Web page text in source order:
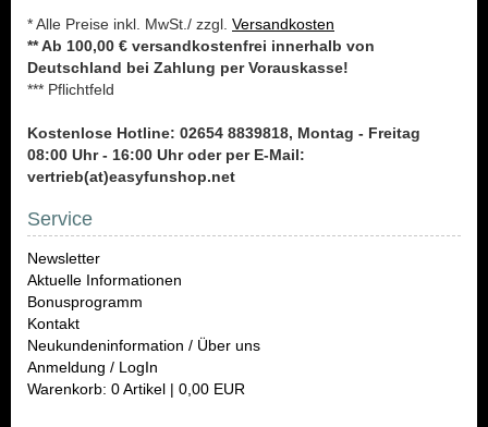
* Alle Preise inkl. MwSt./ zzgl. Versandkosten
** Ab 100,00 € versandkostenfrei innerhalb von
Deutschland bei Zahlung per Vorauskasse!
*** Pflichtfeld
Kostenlose Hotline: 02654 8839818, Montag - Freitag
08:00 Uhr - 16:00 Uhr oder per E-Mail:
vertrieb(at)easyfunshop.net
Service
Newsletter
Aktuelle Informationen
Bonusprogramm
Kontakt
Neukundeninformation / Über uns
Anmeldung / LogIn
Warenkorb: 0 Artikel | 0,00 EUR